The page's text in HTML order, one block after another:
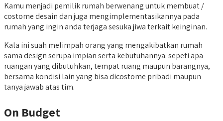
Kamu menjadi pemilik rumah berwenang untuk membuat /
costome desain dan juga mengimplementasikannya pada
rumah yang ingin anda terjaga sesuka jiwa terkait keinginan.
Kala ini suah melimpah orang yang mengakibatkan rumah
sama design serupa impian serta kebutuhannya. sepeti apa
ruangan yang dibutuhkan, tempat ruang maupun barangnya,
bersama kondisi lain yang bisa dicostome pribadi maupun
tanya jawab atas tim.
On Budget